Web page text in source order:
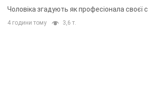
Чоловіка згадують як професіонала своєї
4 години тому 3,6 т.